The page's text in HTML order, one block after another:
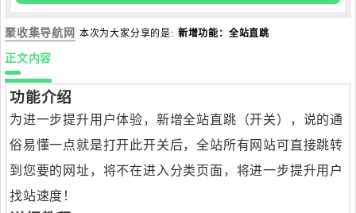
聚收集导航网 本次为大家分享的是: 新增功能：全站直跳
正文内容
功能介绍
为进一步提升用户体验，新增全站直跳（开关），说的通
俗易懂一点就是打开此开关后，全站所有网站可直接跳转
到您要的网址，将不在进入分类页面，将进一步提升用户
找站速度！